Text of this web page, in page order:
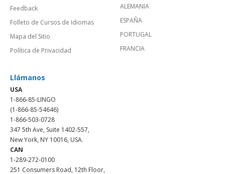
Feedback
Folleto de Cursos de Idiomas
Mapa del Sitio
Política de Privacidad
ALEMANIA
ESPAÑA
PORTUGAL
FRANCIA
Llámanos
USA
1-866-85-LINGO
(1-866-85-54646)
1-866-503-0728
347 5th Ave, Suite 1402-557,
New York, NY 10016, USA.
CAN
1-289-272-0100
251 Consumers Road, 12th Floor,